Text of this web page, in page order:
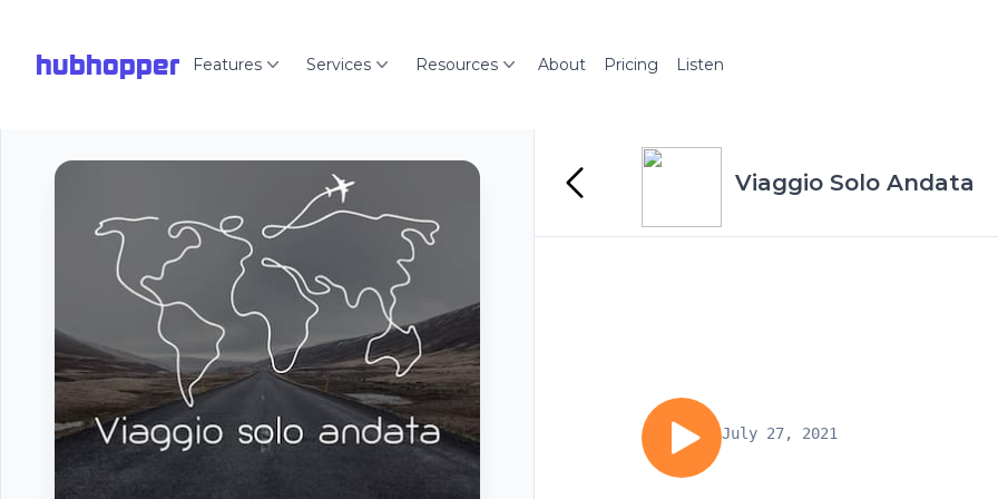
hubhopper Features Services Resources About Pricing Listen
Viaggio Solo Andata
July 27, 2021